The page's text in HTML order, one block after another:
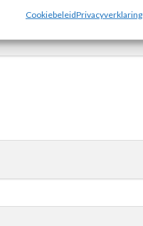
CookiebeleidPrivacyverklaring
gemarkeerd met*